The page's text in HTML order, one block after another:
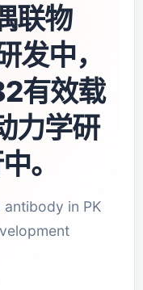
联物
发中，
有效载
力学研
。
in PK